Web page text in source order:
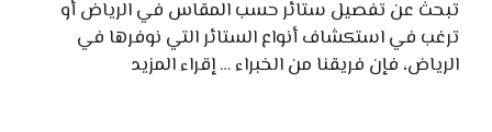
تبحث عن تفصيل ستائر حسب المقاس في الرياض أو
ترغب في استكشاف أنواع الستائر التي نوفرها في
الرياض، فإن فريقنا من الخبراء …إقراء المزيد